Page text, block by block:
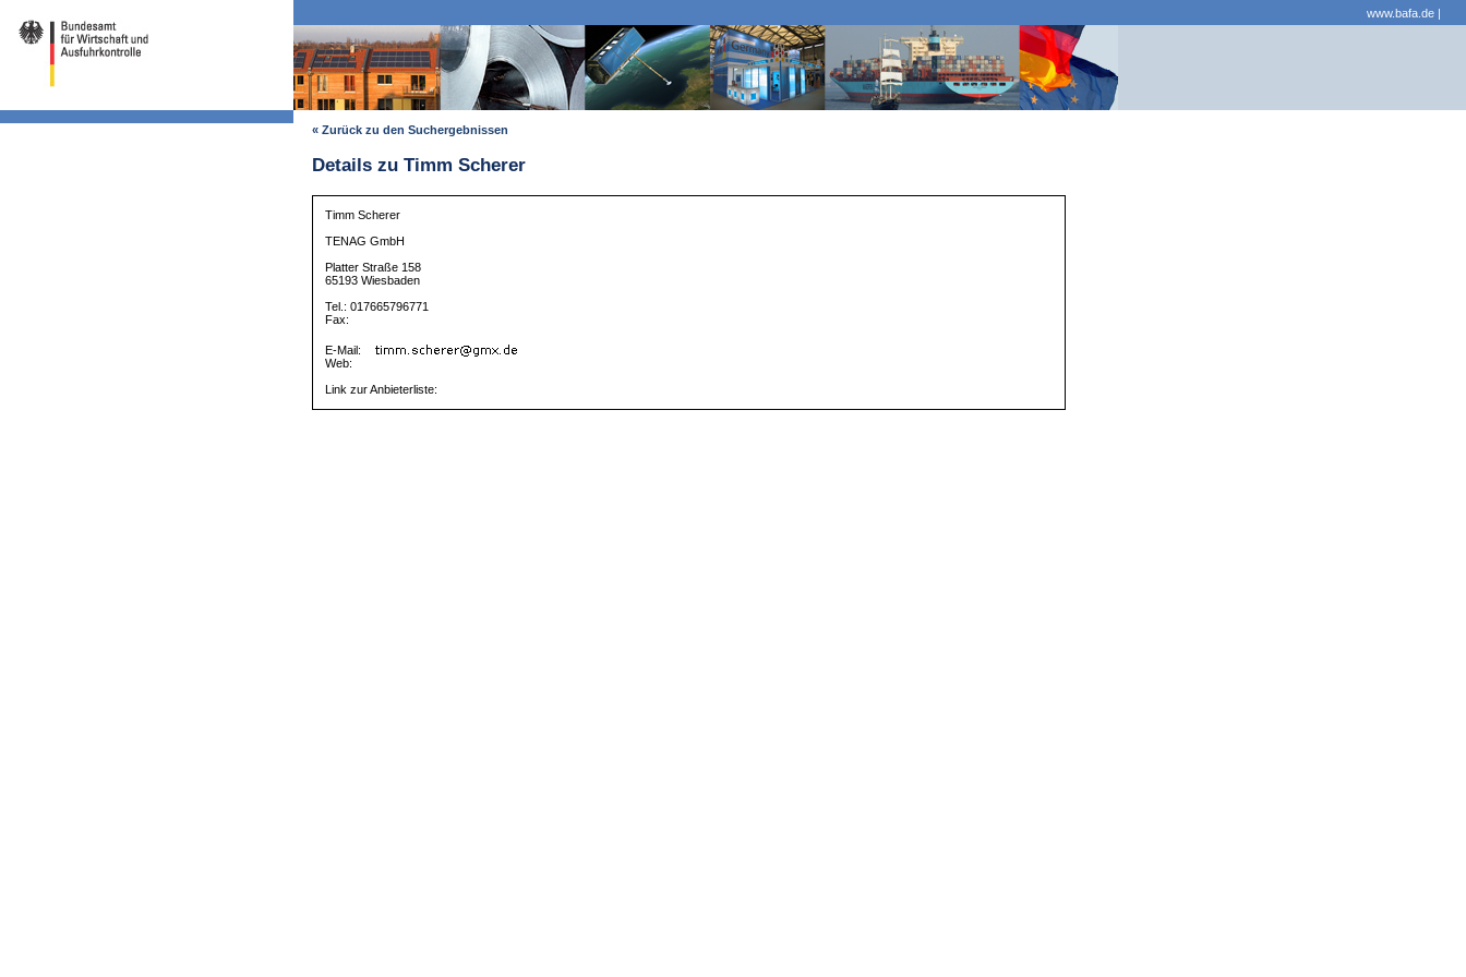
www.bafa.de |
« Zurück zu den Suchergebnissen
Details zu Timm Scherer
Timm Scherer
TENAG GmbH
Platter Straße 158
65193 Wiesbaden
Tel.: 017665796771
Fax:
E-Mail:
Web:
Link zur Anbieterliste: